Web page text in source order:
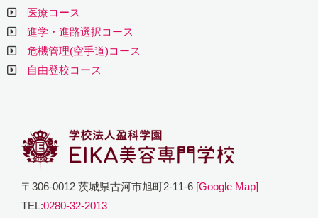
医療コース
進学・進路選択コース
危機管理(空手道)コース
自由登校コース
〒306-0012 茨城県古河市旭町2-11-6 [Google Map]
TEL:0280-32-2013